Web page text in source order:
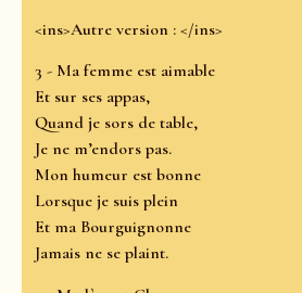
<ins>Autre version : </ins>
3 - Ma femme est aimable
Et sur ses appas,
Quand je sors de table,
Je ne m’endors pas.
Mon humeur est bonne
Lorsque je suis plein
Et ma Bourguignonne
Jamais ne se plaint.